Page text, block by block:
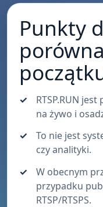
Punkty
RTSP.RUN
na żywo i
To nie jest
czy analityki.
W obecnym
przypadku
RTSP/RTSPS.